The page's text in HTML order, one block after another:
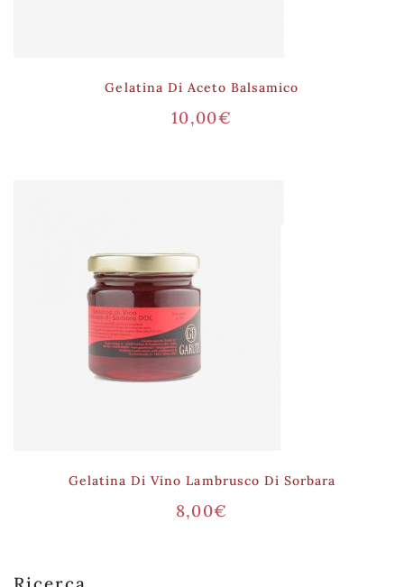
Gelatina Di Aceto Balsamico
10,00€
Gelatina Di Vino Lambrusco Di Sorbara
8,00€